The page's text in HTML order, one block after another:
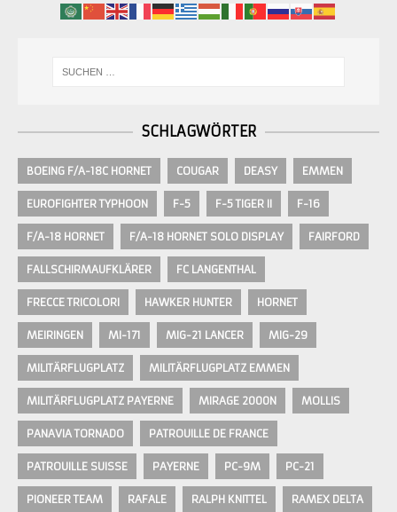
SCHLAGWÖRTER
BOEING F/A-18C HORNET COUGAR DEASY EMMEN
EUROFIGHTER TYPHOON F-5 F-5 TIGER II F-16
F/A-18 HORNET F/A-18 HORNET SOLO DISPLAY FAIRFORD
FALLSCHIRMAUFKLÄRER FC LANGENTHAL
FRECCE TRICOLORI HAWKER HUNTER HORNET
MEIRINGEN MI-171 MIG-21 LANCER MIG-29
MILITÄRFLUGPLATZ MILITÄRFLUGPLATZ EMMEN
MILITÄRFLUGPLATZ PAYERNE MIRAGE 2000N MOLLIS
PANAVIA TORNADO PATROUILLE DE FRANCE
PATROUILLE SUISSE PAYERNE PC-9M PC-21
PIONEER TEAM RAFALE RALPH KNITTEL RAMEX DELTA